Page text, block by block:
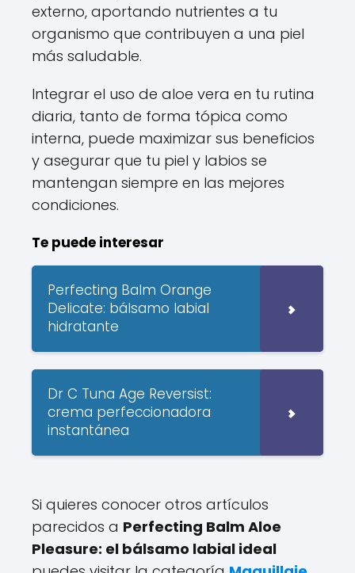
externo, aportando nutrientes a tu
organismo que contribuyen a una piel
más saludable.
Integrar el uso de aloe vera en tu rutina
diaria, tanto de forma tópica como
interna, puede maximizar sus beneficios
y asegurar que tu piel y labios se
mantengan siempre en las mejores
condiciones.
Te puede interesar
Perfecting Balm Orange
Delicate: bálsamo labial
hidratante
Dr C Tuna Age Reversist:
crema perfeccionadora
instantánea
Si quieres conocer otros artículos
parecidos a Perfecting Balm Aloe
Pleasure: el bálsamo labial ideal